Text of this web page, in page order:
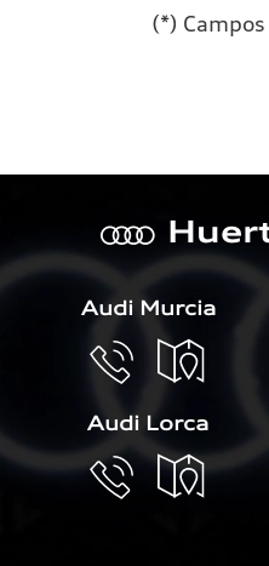
(*)
a
Audi Murcia
Audi Lorca